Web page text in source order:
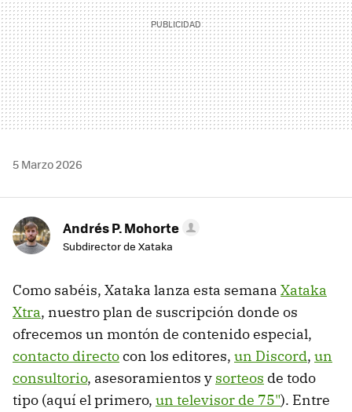
5 Marzo 2026
Andrés P. Mohorte
Subdirector de Xataka
Como sabéis, Xataka lanza esta semana Xataka
Xtra, nuestro plan de suscripción donde os
ofrecemos un montón de contenido especial,
contacto directocon los editores, un Discord, un
consultorio, asesoramientos y sorteos de todo
tipo (aquí el primero, un televisor de 75"). Entre